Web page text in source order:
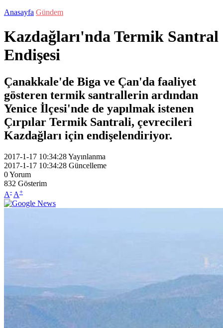
Anasayfa Gündem
Kazdağları'nda Termik Santral
Endişesi
Çanakkale'de Biga ve Çan'da faaliyet
gösteren termik santrallerin ardından
Yenice İlçesi'nde de yapılmak istenen
Çırpılar Termik Santrali, çevrecileri
Kazdağları için endişelendiriyor.
2017-1-17 10:34:28Yayınlanma
2017-1-17 10:34:28 Güncelleme
0Yorum
832 Gösterim
A- A+